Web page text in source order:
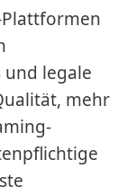
legale
mehr